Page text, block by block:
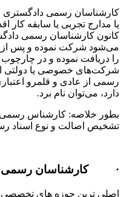
کارشناسان رسمی دادگستری
یا مدارج تجربی یا سابقه
کانون کارشناسان رسمی
می‌شود شرکت نموده و پس از
را دریافت نموده و در
شرکت‌های خصوصی یا دولتی
رسمی از عادی و قلمرو
دارد، می‌توان نام برد.
بطور خلاصه: کارشناس رسمی
تشخیص اصالت و نوع اسناد
· کارشناسان رسمی
اصلی ترین حوزه های